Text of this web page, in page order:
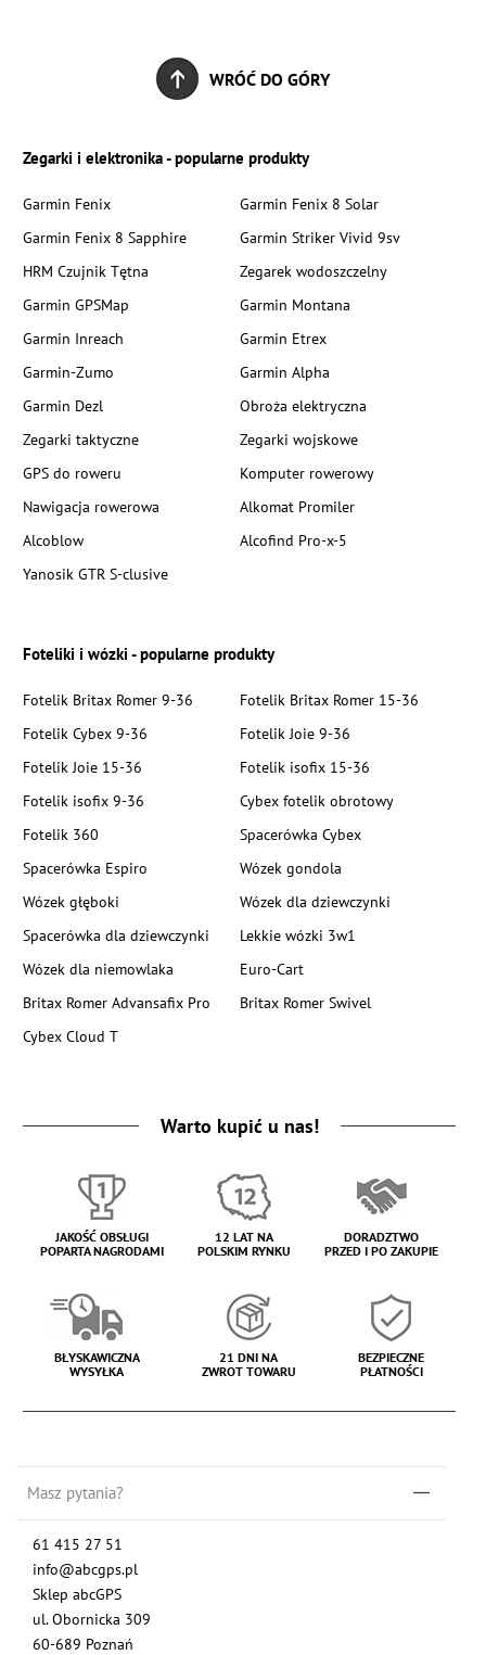
WRÓĆ DO GÓRY
Zegarki i elektronika - popularne produkty
Garmin Fenix
Garmin Fenix 8 Solar
Garmin Fenix 8 Sapphire
Garmin Striker Vivid 9sv
HRM Czujnik Tętna
Zegarek wodoszczelny
Garmin GPSMap
Garmin Montana
Garmin Inreach
Garmin Etrex
Garmin-Zumo
Garmin Alpha
Garmin Dezl
Obroża elektryczna
Zegarki taktyczne
Zegarki wojskowe
GPS do roweru
Komputer rowerowy
Nawigacja rowerowa
Alkomat Promiler
Alcoblow
Alcofind Pro-x-5
Yanosik GTR S-clusive
Foteliki i wózki - popularne produkty
Fotelik Britax Romer 9-36
Fotelik Britax Romer 15-36
Fotelik Cybex 9-36
Fotelik Joie 9-36
Fotelik Joie 15-36
Fotelik isofix 15-36
Fotelik isofix 9-36
Cybex fotelik obrotowy
Fotelik 360
Spacerówka Cybex
Spacerówka Espiro
Wózek gondola
Wózek głęboki
Wózek dla dziewczynki
Spacerówka dla dziewczynki
Lekkie wózki 3w1
Wózek dla niemowlaka
Euro-Cart
Britax Romer Advansafix Pro
Britax Romer Swivel
Cybex Cloud T
Warto kupić u nas!
JAKOŚĆ OBSŁUGI
POPARTA NAGRODAMI
12 LAT NA
POLSKIM RYNKU
DORADZTWO
PRZED I PO ZAKUPIE
BŁYSKAWICZNA
WYSYŁKA
21 DNI NA
ZWROT TOWARU
BEZPIECZNE
PŁATNOŚCI
Masz pytania?
61 415 27 51
info@abcgps.pl
Sklep abcGPS
ul. Obornicka 309
60-689 Poznań